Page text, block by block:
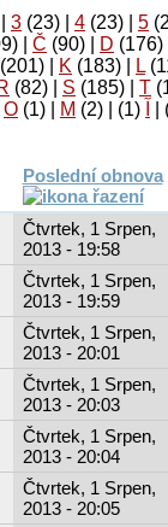
3 (23) 4 (23) 5
Č (90) D (176)
(201) K (183) L
(82) S (185) T
Ο (1) М (2)
(1)
Poslední obnova
Čtvrtek, 1 Srpen,
2013 - 19:58
Čtvrtek, 1 Srpen,
2013 - 19:59
Čtvrtek, 1 Srpen,
2013 - 20:01
Čtvrtek, 1 Srpen,
2013 - 20:03
Čtvrtek, 1 Srpen,
2013 - 20:04
Čtvrtek, 1 Srpen,
2013 - 20:05